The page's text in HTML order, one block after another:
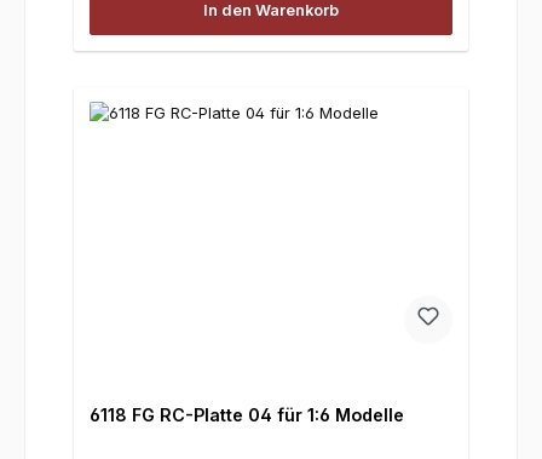
In den Warenkorb
6118 FG RC-Platte 04 für 1:6 Modelle